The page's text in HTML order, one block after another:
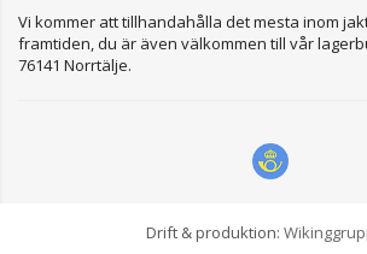
Vi kommer att tillhandahålla det mesta inom
framtiden, du är även välkommen till vår
76141 Norrtälje.
Drift & produktion: